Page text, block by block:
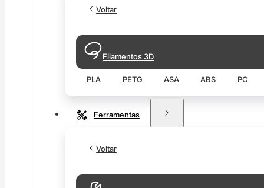
Voltar
Filamentos 3D
PLA PETG ASA ABS PC
Ferramentas
Voltar